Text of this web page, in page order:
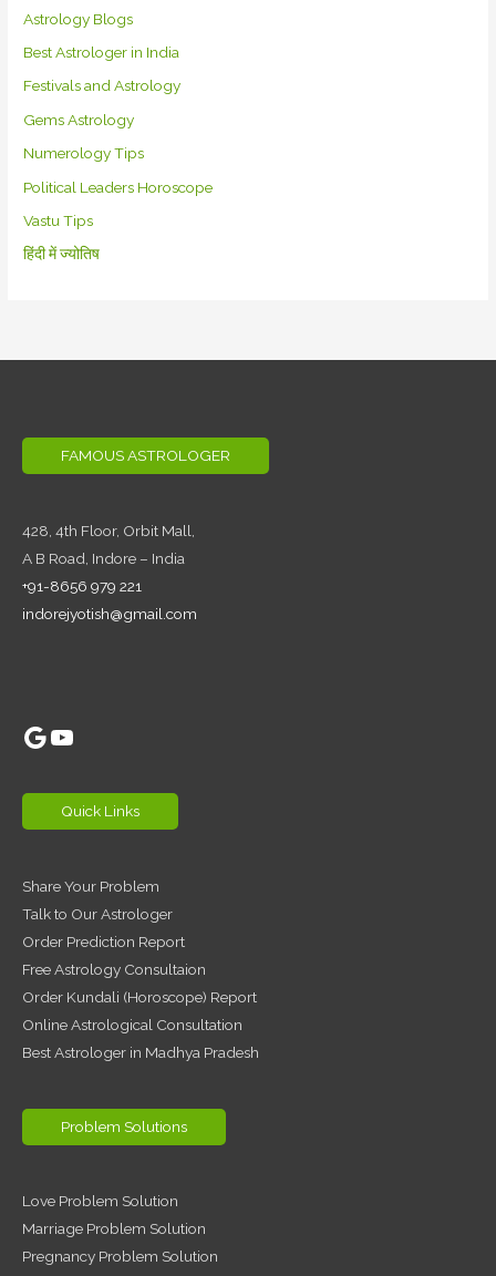
Astrology Blogs
Best Astrologer in India
Festivals and Astrology
Gems Astrology
Numerology Tips
Political Leaders Horoscope
Vastu Tips
हिंदी में ज्योतिष
FAMOUS ASTROLOGER
428, 4th Floor, Orbit Mall,
A B Road, Indore – India
+91-8656 979 221
indorejyotish@gmail.com
Google
YouTube
Quick Links
Share Your Problem
Talk to Our Astrologer
Order Prediction Report
Free Astrology Consultaion
Order Kundali (Horoscope) Report
Online Astrological Consultation
Best Astrologer in Madhya Pradesh
Problem Solutions
Love Problem Solution
Marriage Problem Solution
Pregnancy Problem Solution